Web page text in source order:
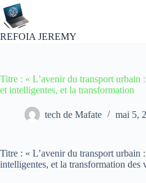
Passer
au
contenu
REFOIA JEREMY
Titre : « L’avenir du transport urbain
et intelligentes, et la transformation
tech de Mafate mai 5,
Titre : « L’avenir du transport urbain
intelligentes, et la transformation des